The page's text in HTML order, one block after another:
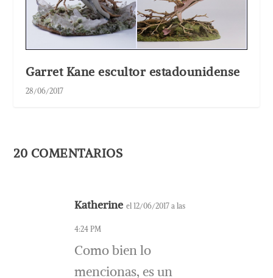
Garret Kane escultor estadounidense
28/06/2017
20 COMENTARIOS
Katherine el 12/06/2017 a las
4:24 PM
Como bien lo
mencionas, es un